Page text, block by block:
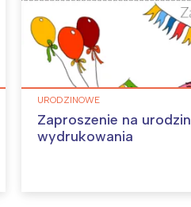
URODZINOWE
Zaproszenie na
wydrukowania